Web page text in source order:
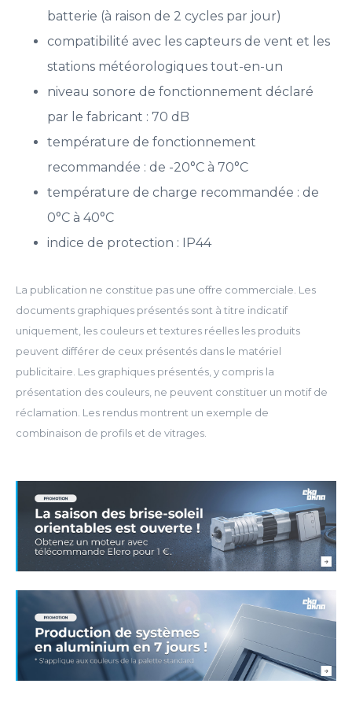
batterie (à raison de 2 cycles par jour)
compatibilité avec les capteurs de vent et les
stations météorologiques tout-en-un
niveau sonore de fonctionnement déclaré
par le fabricant : 70 dB
température de fonctionnement
recommandée : de -20°C à 70°C
température de charge recommandée : de
0°C à 40°C
indice de protection : IP44
La publication ne constitue pas une offre commerciale. Les
documents graphiques présentés sont à titre indicatif
uniquement, les couleurs et textures réelles les produits
peuvent différer de ceux présentés dans le matériel
publicitaire. Les graphiques présentés, y compris la
présentation des couleurs, ne peuvent constituer un motif de
réclamation. Les rendus montrent un exemple de
combinaison de profils et de vitrages.